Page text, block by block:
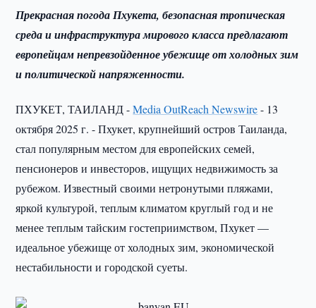
Прекрасная погода Пхукета, безопасная тропическая
среда и инфраструктура мирового класса предлагают
европейцам непревзойденное убежище от холодных зим
и политической напряженности.
ПХУКЕТ, ТАИЛАНД -Media OutReach Newswire- 13
октября 2025 г. - Пхукет, крупнейший остров Таиланда,
стал популярным местом для европейских семей,
пенсионеров и инвесторов, ищущих недвижимость за
рубежом. Известный своими нетронутыми пляжами,
яркой культурой, теплым климатом круглый год и не
менее теплым тайским гостеприимством, Пхукет —
идеальное убежище от холодных зим, экономической
нестабильности и городской суеты.